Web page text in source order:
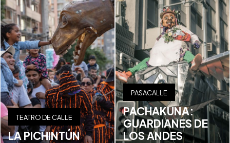
TEATRO DE CALLE
LA PICHINTÚN
PASACALLE
PACHAKUNA:
GUARDIANES DE
LOS ANDES